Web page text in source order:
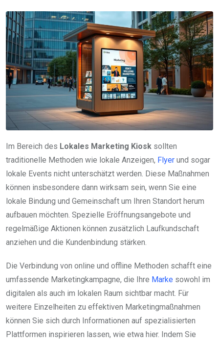
Im Bereich des Lokales Marketing Kiosk sollten
traditionelle Methoden wie lokale Anzeigen, Flyer und sogar
lokale Events nicht unterschätzt werden. Diese Maßnahmen
können insbesondere dann wirksam sein, wenn Sie eine
lokale Bindung und Gemeinschaft um Ihren Standort herum
aufbauen möchten. Spezielle Eröffnungsangebote und
regelmäßige Aktionen können zusätzlich Laufkundschaft
anziehen und die Kundenbindung stärken.
Die Verbindung von online und offline Methoden schafft eine
umfassende Marketingkampagne, die Ihre Marke sowohl im
digitalen als auch im lokalen Raum sichtbar macht. Für
weitere Einzelheiten zu effektiven Marketingmaßnahmen
können Sie sich durch Informationen auf spezialisierten
Plattformen inspirieren lassen, wie etwa hier. Indem Sie